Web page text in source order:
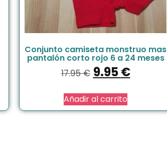
Conjunto camiseta monstruo mas
pantalón corto rojo 6 a 24 meses
17.95€ 9.95€
Añadir al carrito